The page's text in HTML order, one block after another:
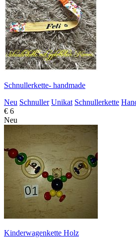
Schnullerkette- handmade
Neu Schnuller Unikat Schnullerkette
€ 6
Neu
Kinderwagenkette Holz